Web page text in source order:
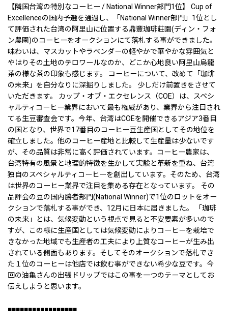
【隣国台湾の特別なコーヒー / National Winner部門1位】 Cup of
Excellenceの国内予選を通過し、「National Winner部門」1位とし
て評価された台湾の阿里山に位置する鼎豐珈琲莊園(ディン・フォ
ン農園)のコーヒーをオークションにて落札する事ができました。
味わいは、マスカットやラベンダーの軽やかで華やかな雰囲気と
やはりその土地のテロワールなのか、どこか心地良い阿里山烏龍
茶の様な茶の印象も感じます。 コーヒーについて、改めて「珈琲
の未来」を自分なりに深掘りしました。 少しだけ前置きをさせて
いただきます。 カップ・オブ・エクセレンス（COE）は、スペシ
ャルティコーヒー業界において最も権威があり、業界から注目され
てる生豆審査会です。今年、台湾はCOEを開催できるアジア3番目
の国となり、世界で17番目のコーヒー豆生産国としてその地位を
確立しました。他のコーヒー産地と比較して生産量は少ないです
が、その品質は非常に高く評価されています。コーヒー農家は、
台湾特有の風景と地理的特徴を生かして実験と革新を重ね、台湾
独自のスペシャルティコーヒーを創出しています。そのため、台湾
は世界のコーヒー業界で注目を集める存在となっています。 その
品評会の豆の国内勝者部門(National Winner)で1位のロットをオー
クションで落札する事ができ、12月に日本に届きました。 「珈琲
の未来」とは、気候変動という視点で見ると不安要素が多いので
すが、この様に生産国としては気候変動によりコーヒーを栽培で
きなかった地域でも生産者の工夫により上質なコーヒーが生み出
されている側面もあります。そしてそのオークションで落札でき
た１位のコーヒーは他店では飲む事ができない希少な豆です。今
回の油亀さんの出張ドリップではこの事を一つのテーマとしてお
伝えしようと思います。
■■■■■■■■■■■■■■■■■